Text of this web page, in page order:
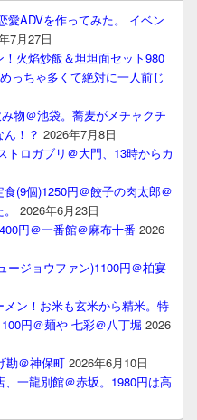
愛ADVを作ってみた。 イベン
7月27日
火焰炒飯＆坦坦面セット980
っちゃ多くて絶対に一人前じ
物＠池袋。蕎麦がメチャクチ
！？ 2026年7月8日
トロガブリ＠大門、13時からカ
(9個)1250円＠餃子の肉太郎＠
2026年6月23日
円＠一番館＠麻布十番 2026
ージョウファン)1100円＠柏宴
ン！お米も玄米から精米。特
円＠麺や 七彩＠八丁堀 2026
勘＠神保町 2026年6月10日
一龍別館＠赤坂。1980円は高